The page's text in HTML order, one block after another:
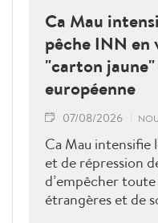
Ca Mau
pêche INN en
"carton
européenne
07/08/2026
Ca Mau intensifie
et de répression
d’empêcher
étrangères et de